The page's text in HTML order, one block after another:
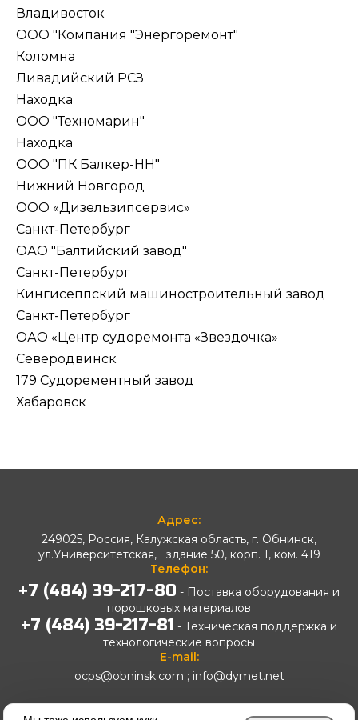
Владивосток
ООО "Компания "Энергоремонт"
Коломна
Ливадийский РСЗ
Находка
ООО "Техномарин"
Находка
ООО "ПК Балкер-НН"
Нижний Новгород
ООО «Дизельзипсервис»
Санкт-Петербург
ОАО "Балтийский завод"
Санкт-Петербург
Кингисеппский машиностроительный завод
Санкт-Петербург
ОАО «Центр судоремонта «Звездочка»
Северодвинск
179 Судорементный завод
Хабаровск
Copyright © 2026 Обнинский центр порошкового
Адрес:
249025, Россия, Калужская область, г. Обнинск,
ул.Университетская, здание 50, корп. 1, ком. 419
Телефон:
+7 (484) 39-217-80 - Поставка оборудования и
порошковых материалов
+7 (484) 39-217-81 - Техническая поддержка и
технологические вопросы
E-mail:
ocps@obninsk.com ; info@dymet.net